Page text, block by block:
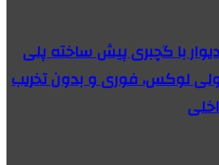
با گچبری پیش ساخته پلی
لوکس، فوری و بدون تخریب